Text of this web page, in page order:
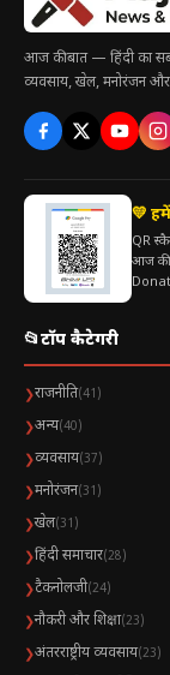
आज की बात — हिंदी का
व्यवसाय, खेल, मनोरंजन
💛
QR
आज की
📂टॉप कैटेगरी
❯राजनीति(41)
❯अन्य(40)
❯व्यवसाय(37)
❯मनोरंजन(31)
❯खेल(31)
❯हिंदी समाचार(28)
❯टैकनोलजी(24)
❯नौकरी और शिक्षा(23)
❯अंतरराष्ट्रीय व्यवसाय(23)